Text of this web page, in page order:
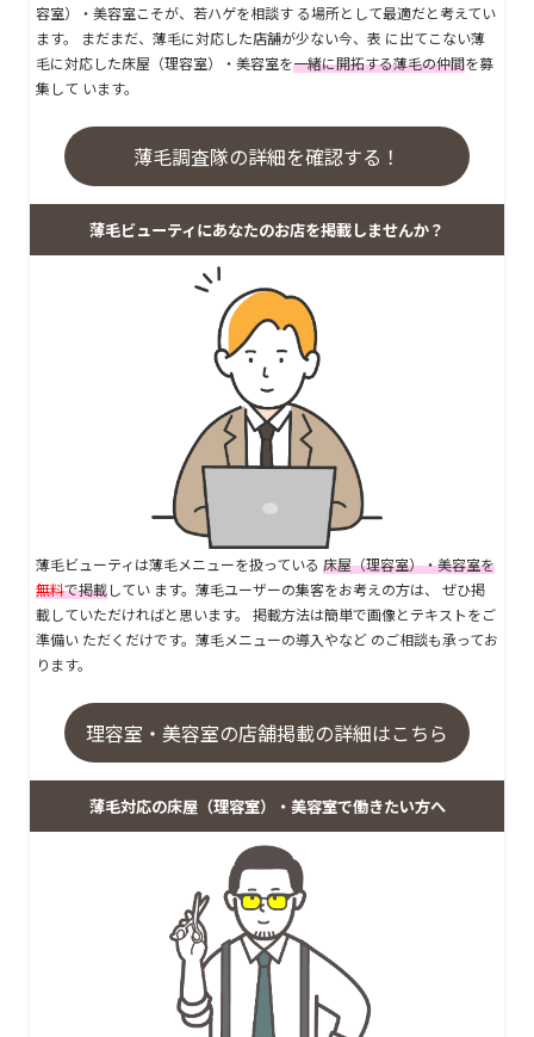
容室）・美容室こそが、若ハゲを相談す る場所として最適だと考えてい
ます。 まだまだ、薄毛に対応した店舗が少ない今、表 に出てこない薄
毛に対応した床屋（理容室）・美容室を一緒に開拓する薄毛の仲間を募
集して います。
薄毛調査隊の詳細を確認する！
薄毛ビューティにあなたのお店を掲載しませんか？
薄毛ビューティは薄毛メニューを扱っている 床屋（理容室）・美容室を
無料で掲載してい ます。薄毛ユーザーの集客をお考えの方は、 ぜひ掲
載していただければと思います。 掲載方法は簡単で画像とテキストをご
準備い ただくだけです。薄毛メニューの導入やなど のご相談も承ってお
ります。
理容室・美容室の店舗掲載の詳細はこちら
薄毛対応の床屋（理容室）・美容室で働きたい方へ